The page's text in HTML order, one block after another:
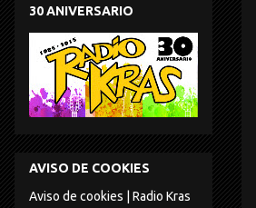
30 ANIVERSARIO
AVISO DE COOKIES
Aviso de cookies | Radio Kras